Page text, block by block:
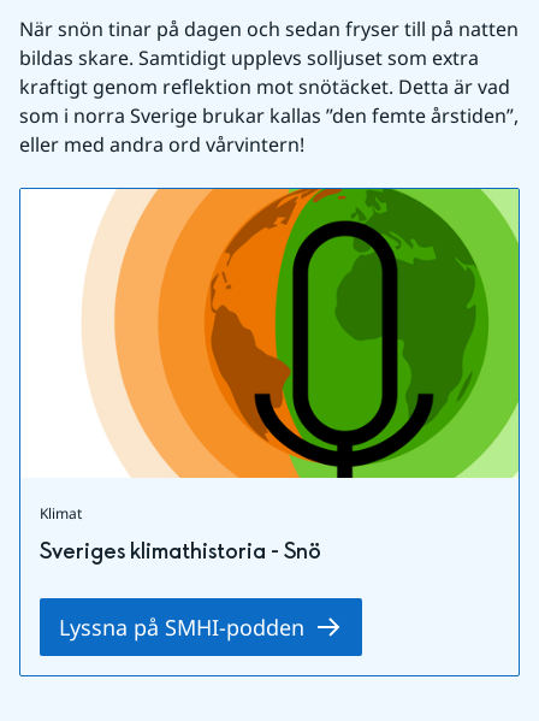
När snön tinar på dagen och sedan fryser till på natten
bildas skare. Samtidigt upplevs solljuset som extra
kraftigt genom reflektion mot snötäcket. Detta är vad
som i norra Sverige brukar kallas ”den femte årstiden”,
eller med andra ord vårvintern!
Klimat
Sveriges klimathistoria - Snö
Lyssna på SMHI-podden